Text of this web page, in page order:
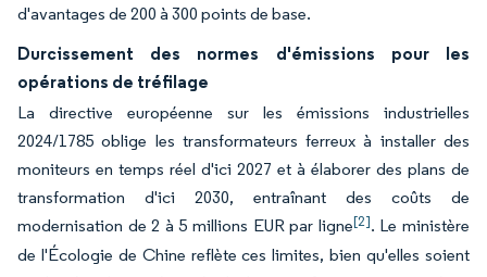
d'avantages de 200 à 300 points de base.
Durcissement des normes d'émissions pour les
opérations de tréfilage
La directive européenne sur les émissions industrielles
2024/1785 oblige les transformateurs ferreux à installer des
moniteurs en temps réel d'ici 2027 et à élaborer des plans de
transformation d'ici 2030, entraînant des coûts de
modernisation de 2 à 5 millions EUR par ligne[2]. Le ministère
de l'Écologie de Chine reflète ces limites, bien qu'elles soient